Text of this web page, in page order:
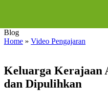
Blog
Home » Video Pengajaran
Keluarga Kerajaan
dan Dipulihkan